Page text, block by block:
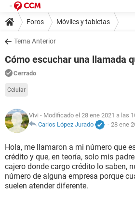
Foros Móviles y tabletas
Tema Anterior
Cómo escuchar una llamada
Cerrado
Celular
Vivi - Modificado el 28 ene 2021 a las
Carlos López Jurado
- 28 ene
Hola, me llamaron a mi número que
crédito y que, en teoría, solo mis
cajero donde cargo crédito lo saben,
número de alguna empresa porque
suelen atender diferente.